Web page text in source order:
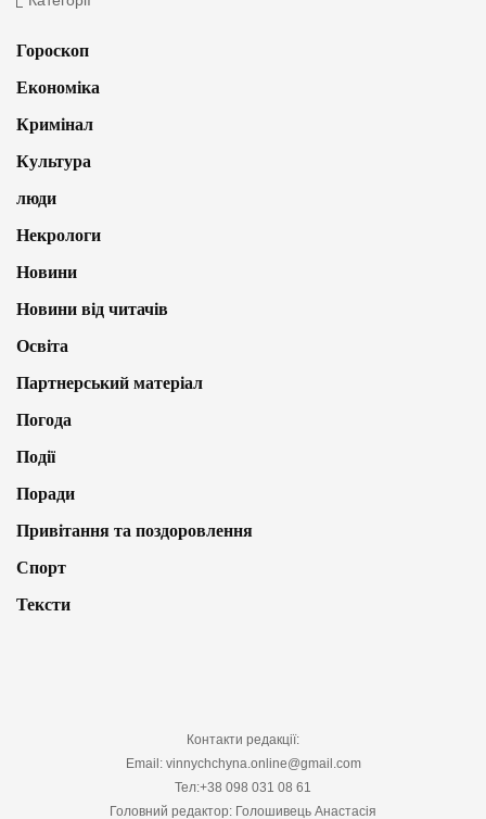
Гороскоп
Економіка
Кримінал
Культура
люди
Некрологи
Новини
Новини від читачів
Освіта
Партнерський матеріал
Погода
Події
Поради
Привітання та поздоровлення
Спорт
Тексти
Контакти редакції:
Email: vinnychchyna.online@gmail.com
Тел:+38 098 031 08 61
Головний редактор: Голошивець Анастасія